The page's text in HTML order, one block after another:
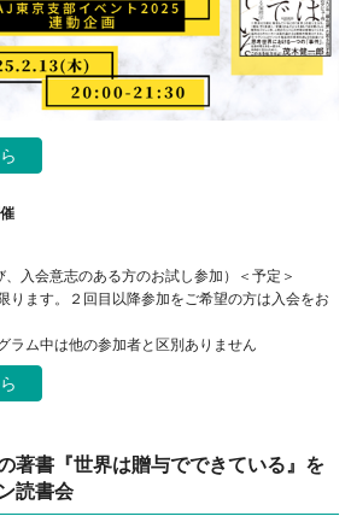
、入会意志のある方のお試し参加）＜予定＞
ます。２回目以降参加をご希望の方は入会をお
中は他の参加者と区別ありません
著書『世界は贈与でできている』を
読書会